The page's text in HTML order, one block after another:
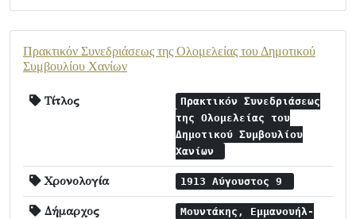
Πρακτικόν Συνεδριάσεως της Ολομελείας του Δημοτικού
Συμβουλίου Χανίων
Τίτλος
Πρακτικόν Συνεδριάσεως
της Ολομελείας του
Δημοτικού Συμβουλίου
Χανίων
Χρονολογία 1913 Αύγουστος 9
Δήμαρχος
Μουντάκης, Εμμανουήλ-